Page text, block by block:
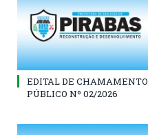
EDITAL DE CHAMAMENTO
PÚBLICO Nº 02/2026